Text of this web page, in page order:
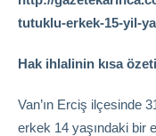
tutuklu-erkek-15-yil-
Hak ihlalinin kısa
Van’ın Erciş ilçesinde
erkek 14 yaşındaki bir